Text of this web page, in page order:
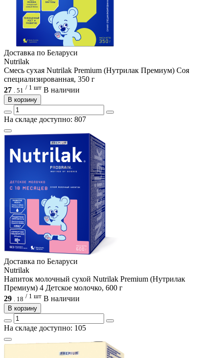
Доcтавка по Беларуси
Nutrilak
Смесь сухая Nutrilak Premium (Нутрилак Премиум) Соя
специализированная, 350 г
27
51 / 1 шт В наличии
В корзину
На складе доступно: 807
Доcтавка по Беларуси
Nutrilak
Напиток молочный сухой Nutrilak Premium (Нутрилак
Премиум) 4 Детское молочко, 600 г
29 . 18 / 1 шт В наличии
В корзину
На складе доступно: 105